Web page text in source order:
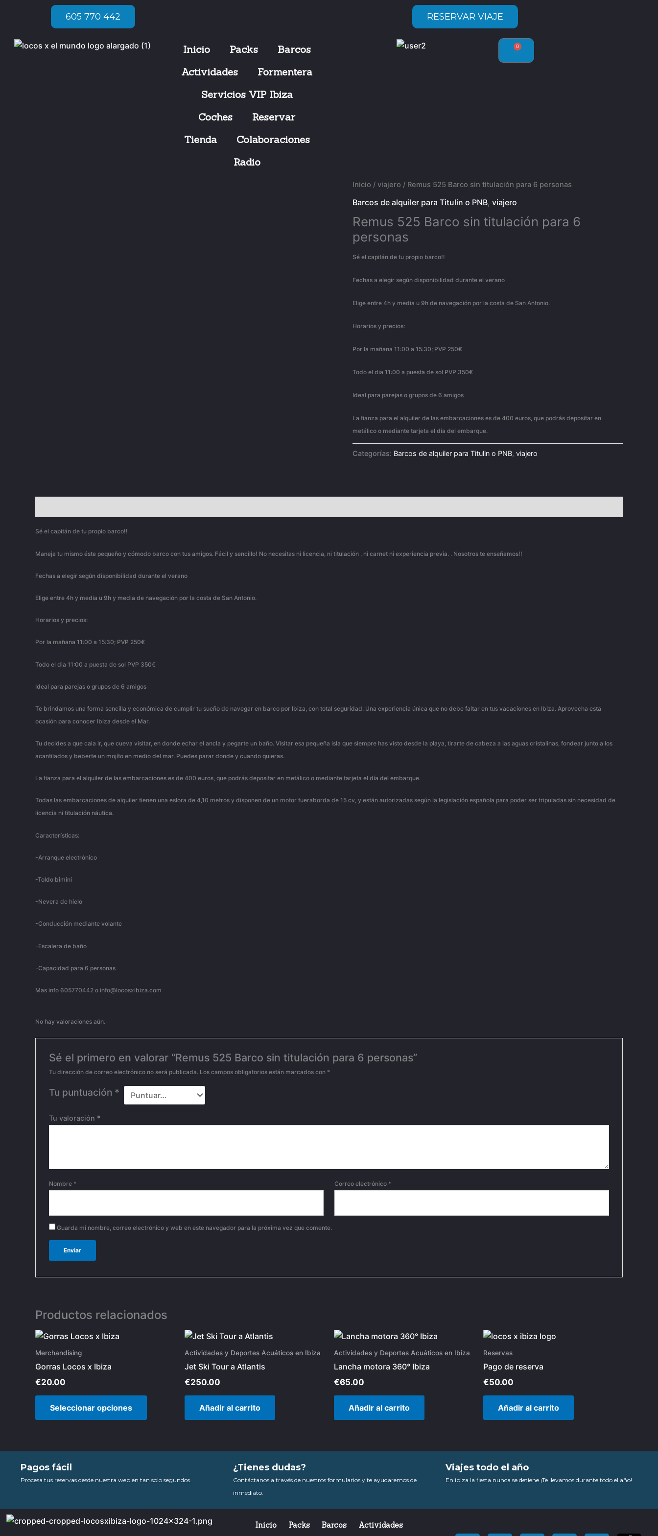
605 770 442 RESERVAR VIAJE
Inicio Packs
Barcos
Actividades
Formentera
Servicios VIP Ibiza
Coches
Reservar
Tienda
Colaboraciones
Radio
0
Carrito
Inicio / viajero / Remus 525 Barco sin titulación para 6 personas
Barcos de alquiler para Titulin o PNB, viajero
Remus 525 Barco sin titulación para 6
personas
Sé el capitán de tu propio barco!!
Fechas a elegir según disponibilidad durante el verano
Elige entre 4h y media u 9h de navegación por la costa de San Antonio.
Horarios y precios:
Por la mañana 11:00 a 15:30; PVP 250€
Todo el dia 11:00 a puesta de sol PVP 350€
Ideal para parejas o grupos de 6 amigos
La fianza para el alquiler de las embarcaciones es de 400 euros, que podrás depositar en
metálico o mediante tarjeta el día del embarque.
Categorías: Barcos de alquiler para Titulin o PNB, viajero
Sé el capitán de tu propio barco!!
Maneja tu mismo éste pequeño y cómodo barco con tus amigos. Fácil y sencillo! No necesitas ni licencia, ni titulación , ni carnet ni experiencia previa. . Nosotros te enseñamos!!
Fechas a elegir según disponibilidad durante el verano
Elige entre 4h y media u 9h y media de navegación por la costa de San Antonio.
Horarios y precios:
Por la mañana 11:00 a 15:30; PVP 250€
Todo el dia 11:00 a puesta de sol PVP 350€
Ideal para parejas o grupos de 6 amigos
Te brindamos una forma sencilla y económica de cumplir tu sueño de navegar en barco por Ibiza, con total seguridad. Una experiencia única que no debe faltar en tus vacaciones en Ibiza. Aprovecha esta
ocasión para conocer Ibiza desde el Mar.
Tu decides a que cala ir, que cueva visitar, en donde echar el ancla y pegarte un baño. Visitar esa pequeña isla que siempre has visto desde la playa, tirarte de cabeza a las aguas cristalinas, fondear junto a los
acantilados y beberte un mojíto en medio del mar. Puedes parar donde y cuando quieras.
La fianza para el alquiler de las embarcaciones es de 400 euros, que podrás depositar en metálico o mediante tarjeta el día del embarque.
Todas las embarcaciones de alquiler tienen una eslora de 4,10 metros y disponen de un motor fueraborda de 15 cv, y están autorizadas según la legislación española para poder ser tripuladas sin necesidad de
licencia ni titulación náutica.
Características:
-Arranque electrónico
-Toldo bimini
-Nevera de hielo
-Conducción mediante volante
-Escalera de baño
-Capacidad para 6 personas
Mas info 605770442 o info@locosxibiza.com
No hay valoraciones aún.
Sé el primero en valorar “Remus 525 Barco sin titulación para 6 personas”
Tu dirección de correo electrónico no será publicada. Los campos obligatorios están marcados con *
Tu puntuación *
Tu valoración *
Nombre * Correo electrónico *
Guarda mi nombre, correo electrónico y web en este navegador para la próxima vez que comente.
Productos relacionados
Merchandising
Gorras Locos x Ibiza
€20.00
Seleccionar opciones
Las
elegir
Actividades y Deportes Acuáticos en Ibiza
Jet Ski Tour a Atlantis
€250.00
Añadir al carrito
Actividades y Deportes Acuáticos en Ibiza
Lancha motora 360° Ibiza
€65.00
Añadir al carrito
Reservas
Pago de reserva
€50.00
Añadir al carrito
Pagos fácil
Procesa tus reservas desde nuestra web en tan solo segundos.
¿Tienes dudas?
Contáctanos a través de nuestros formularios y te ayudaremos de
inmediato.
Viajes todo el año
En ibiza la fiesta nunca se detiene ¡Te llevamos durante todo el año!
Inicio Packs Barcos Actividades